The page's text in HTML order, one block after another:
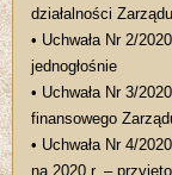
działalności
• Uchwała Nr 2/
jednogłośnie
• Uchwała Nr 3/
finansowego
• Uchwała Nr 4/
na 2020 r. – przyjęto